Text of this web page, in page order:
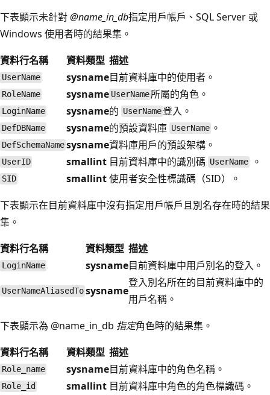
下表顯示未針對@name_in_db指定用戶帳戶、SQL Server 或
Windows 使用者時的結果集。
資料行名稱
資料類型 描述
UserName sysname目前資料庫中的使用者。
RoleName sysname UserName 所屬的角色。
LoginName sysname的 UserName登入。
DefDBName sysname的預設資料庫 UserName 。
DefSchemaName sysname資料庫用戶的預設架構。
UserID smallint 目前資料庫中的識別碼 UserName 。
SID smallint使用者安全性標識碼（SID）。
下表顯示在目前資料庫中沒有指定用戶帳戶且別名存在時的結果
集。
資料行名稱
資料類型 描述
LoginName sysname目前資料庫中用戶別名的登入。
UserNameAliasedTo sysname
登入別名所在的目前資料庫中的
用戶名稱。
下表顯示為 @name_in_db 指定角色時的結果集。
資料行名稱
資料類型 描述
Role_name sysname目前資料庫中的角色名稱。
Role_id smallint 目前資料庫中角色的角色標識碼。